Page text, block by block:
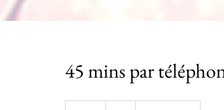
45 mins par